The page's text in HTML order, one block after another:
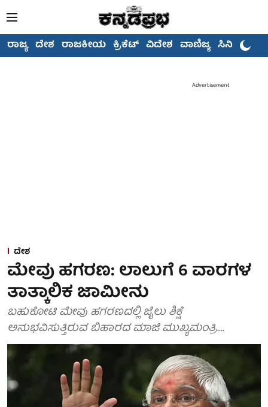
ರಾಜ್ಯ ದೇಶ ರಾಜಕೀಯ ಕ್ರಿಕೆಟ್ ವಿದೇಶ ವಾಣಿಜ್ಯ ಸಿನಿಮಾ
Advertisement
ದೇಶ
ಮೇವು ಹಗರಣ: ಲಾಲುಗೆ 6 ವಾರಗಳ
ತಾತ್ಕಾಲಿಕ ಜಾಮೀನು
ಬಹುಕೋಟಿ ಮೇವು ಹಗರಣದಲ್ಲಿ ಜೈಲು ಶಿಕ್ಷೆ
ಅನುಭವಿಸುತ್ತಿರುವ ಬಿಹಾರದ ಮಾಜಿ ಮುಖ್ಯಮಂತ್ರಿ....